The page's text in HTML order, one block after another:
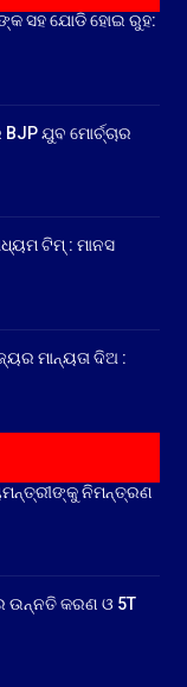
ସହ ଯୋଡି ହୋଇ ରୁହ:
ଯୁବ ମୋର୍ଚ୍ଚାର
ଟିମ୍ : ମାନସ
ମାନ୍ୟତା ଦିଅ :
ନିମନ୍ତ୍ରଣ
ଉନ୍ନତି କରଣ ଓ 5T